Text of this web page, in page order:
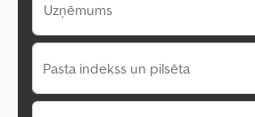
Uzņēmums
Pasta indekss un pilsēta